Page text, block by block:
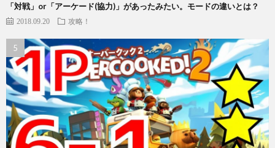
「対戦」or「アーケード(協力)」があったみたい。モードの違いとは？
2018.09.20 攻略！